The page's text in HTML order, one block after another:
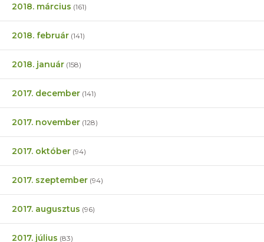
2018. március (161)
2018. február (141)
2018. január (158)
2017. december (141)
2017. november (128)
2017. október (94)
2017. szeptember (94)
2017. augusztus (96)
2017. július (83)